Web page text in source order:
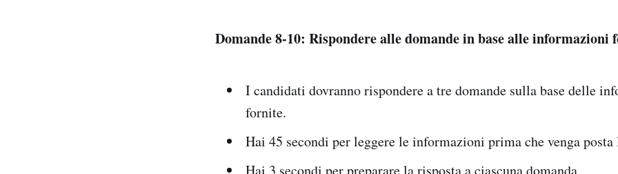
Domande 8-10: Rispondere alle domande in base alle informazioni
I candidati dovranno rispondere a tre domande sulla base delle
fornite.
Hai 45 secondi per leggere le informazioni prima che venga posta
Hai 3 secondi per preparare la risposta a ciascuna domanda.